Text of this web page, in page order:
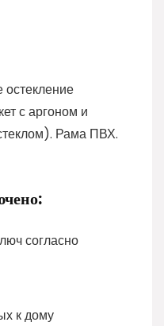
с аргоном и
Рама ПВХ.
согласно
к дому